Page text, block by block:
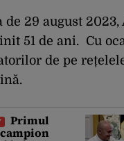
de 29 august
51 de ani. Cu
de pe
Primul